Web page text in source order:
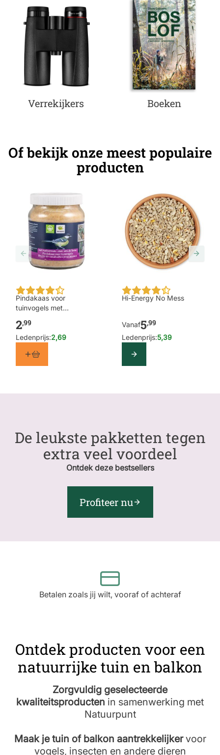
Verrekijkers Boeken
Of bekijk onze meest populaire
producten
Pindakaas voor
tuinvogels met
2,99
Ledenprijs:2,69
Hi-Energy No Mess
The price depends on the
Vanaf5,99
Ledenprijs:5,39
Configure
De leukste pakketten tegen
extra veel voordeel
Ontdek deze bestsellers
Profiteer nu
Betalen zoals jij wilt, vooraf of achteraf
Ontdek producten voor een
natuurrijke tuin en balkon
Zorgvuldig geselecteerde
kwaliteitsproducten in samenwerking met
Natuurpunt
Maak je tuin of balkon aantrekkelijkervoor
vogels, insecten en andere dieren